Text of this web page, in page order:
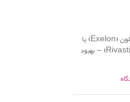
معرفی کامل داروی اکسلون (Exelon) یا
ریواستیگمین (Rivastigmine) – بهبود